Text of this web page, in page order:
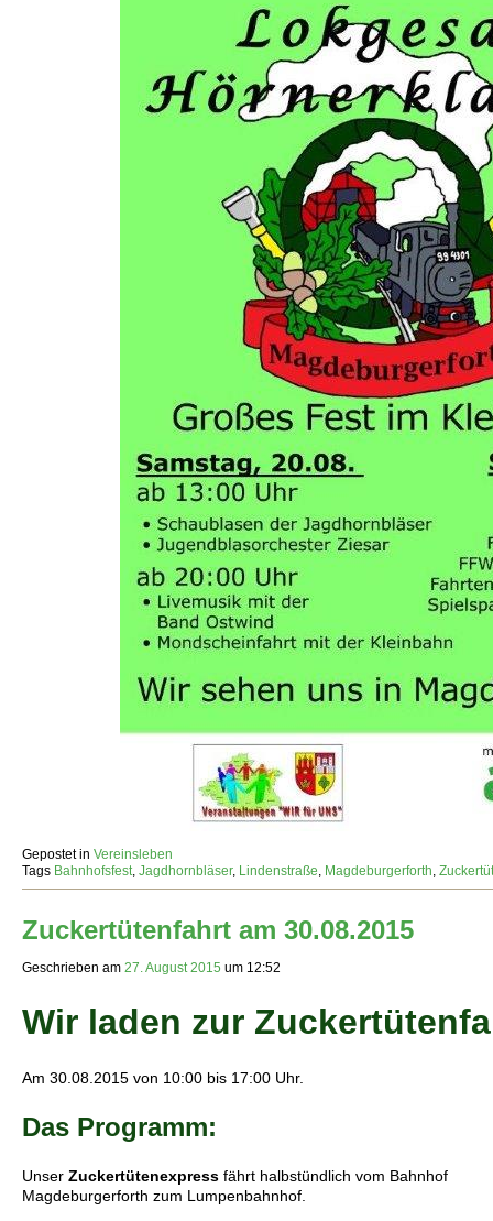
Gepostet in Vereinsleben
Tags Bahnhofsfest Jagdhornbläser, Lindenstraße Magdeburgerforth
Zuckertütenfahrt am 30.08.2015
Geschrieben am 27. August 2015 um 12:52
Wir laden zur
Am 30.08.2015 von 10:00 bis 17:00 Uhr.
Das Programm:
Unser Zuckertütenexpress fährt halbstündlich vom Bahnhof
Magdeburgerforth zum Lumpenbahnhof.